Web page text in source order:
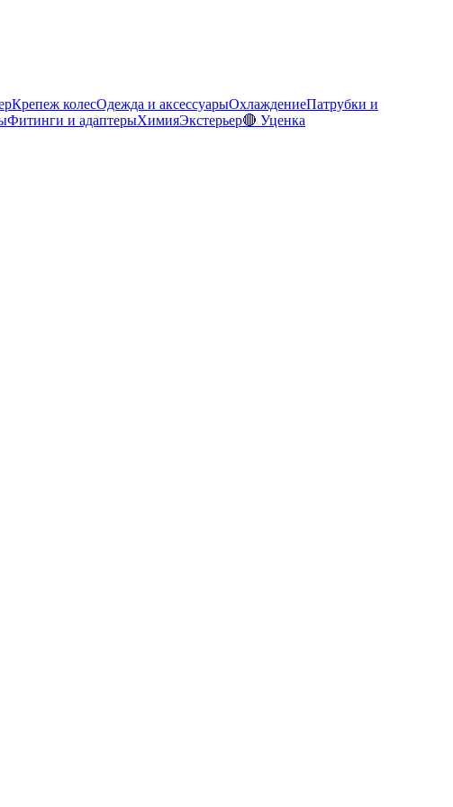
Крепеж колесОдежда и аксессуарыОхлаждениеПатрубки и
Фитинги и адаптерыХимияЭкстерьер🔴 Уценка